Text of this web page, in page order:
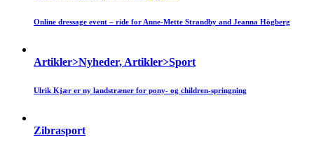
Online dressage event – ride for Anne-Mette Strandby and Jeanna Högberg
Artikler>Nyheder, Artikler>Sport
Ulrik Kjær er ny landstræner for pony- og children-springning
Zibrasport